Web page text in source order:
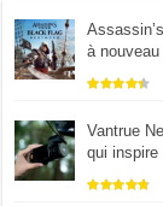
à nouveau
Vantrue
qui